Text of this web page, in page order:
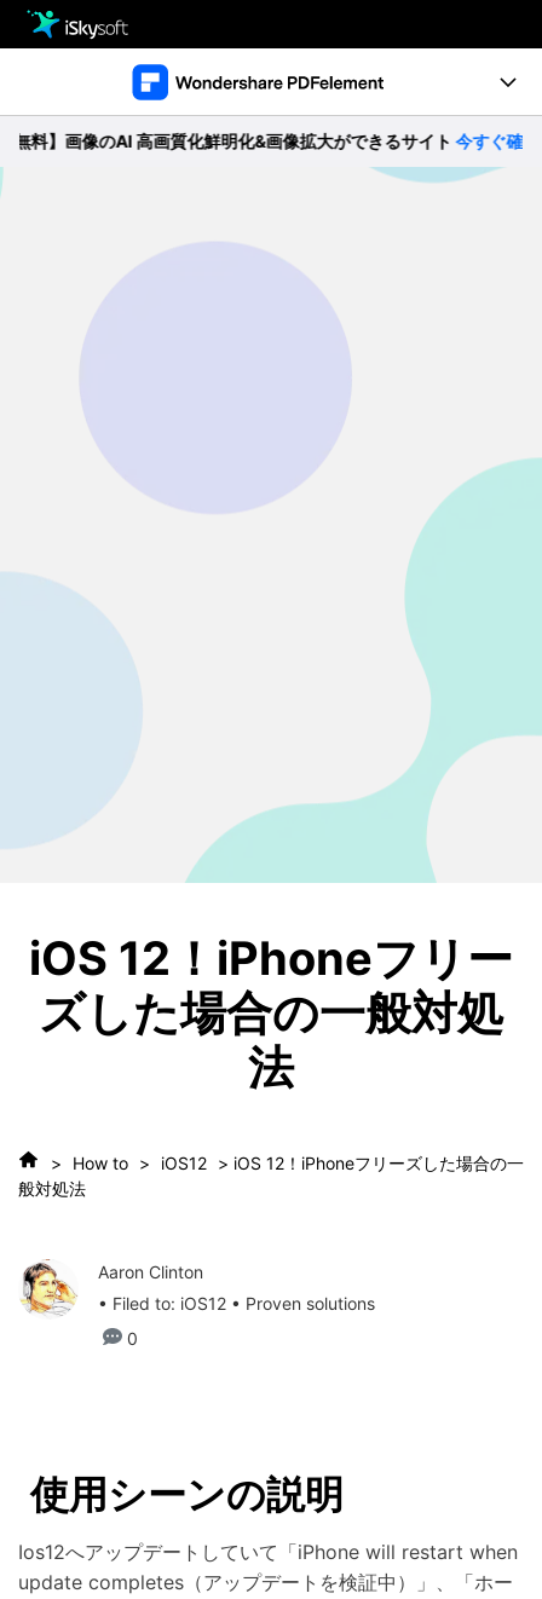
Utility
製品活用事例
製品機能
製品比較
】画像のAI 高画質化鮮明化&画像拡大ができるサイト今すぐ確認 >>
iOS 12！iPhoneフリー
ズした場合の一般対処
法
> How to > iOS12 > iOS 12！iPhoneフリーズした場合の一
般対処法
Aaron Clinton
• Filed to: iOS12 • Proven solutions
0
使用シーンの説明
Ios12へアップデートしていて「iPhone will restart when
update completes（アップデートを検証中）」、「ホー